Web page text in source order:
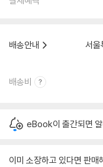
배송안내
서울
배송비
eBook이 출간되면
이미 소장하고 있다면 판매